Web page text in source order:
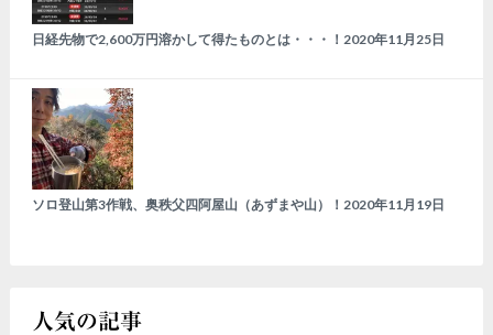
日経先物で2,600万円溶かして得たものとは・・・！ 2020年11月25日
ソロ登山第3作戦、奥秩父四阿屋山（あずまや山）！ 2020年11月19日
人気の記事